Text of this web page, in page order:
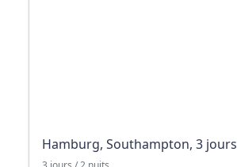
Hamburg, Southampton, 3 jours